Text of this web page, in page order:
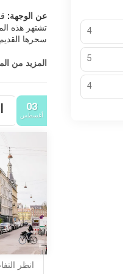
عن الوجهة:
تشتهر هذه
إليه
التي
كوبنهاغن
للمشاة
الخروج إلى
الصيف جنبا
كوبنهاغن
المزيد من
03
أغسطس
انظر
4
5
4